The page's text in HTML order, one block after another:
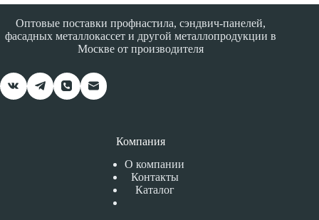
Оптовые поставки профнастила, сэндвич-панелей,
фасадных металлокассет и другой металлопродукции в
Москве от производителя
Компания
О компании
Контакты
Каталог